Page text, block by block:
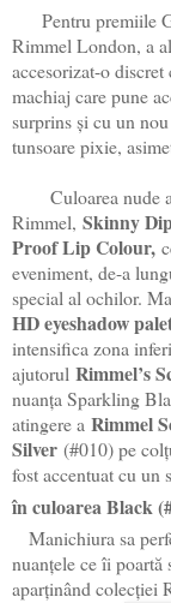
Pentru premiile
Rimmel London, a
accesorizat-o
machiaj care pune
surprins și cu un
tunsoare pixie,
Culoarea nude a
Rimmel, Skinny
Proof Lip Colour,
eveniment, de-a
special al ochilor.
HD eyeshadow
intensifica zona
ajutorul Rimmel’s
nuanţa Sparkling
atingere a Rimmel
Silver (#010) pe
fost accentuat cu un
în culoarea Black
Manichiura sa
nuanţele ce îi poartă
aparţinând colecţiei